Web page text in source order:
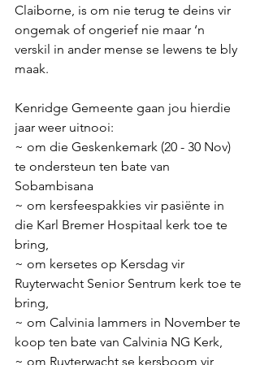
Claiborne, is om nie terug te deins vir
ongemak of ongerief nie maar ‘n
verskil in ander mense se lewens te bly
maak.
Kenridge Gemeente gaan jou hierdie
jaar weer uitnooi:
~ om die Geskenkemark (20 - 30 Nov)
te ondersteun ten bate van
Sobambisana
~ om kersfeespakkies vir pasiënte in
die Karl Bremer Hospitaal kerk toe te
bring,
~ om kersetes op Kersdag vir
Ruyterwacht Senior Sentrum kerk toe te
bring,
~ om Calvinia lammers in November te
koop ten bate van Calvinia NG Kerk,
~ om Ruyterwacht se kersboom vir